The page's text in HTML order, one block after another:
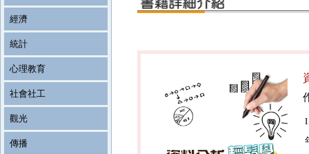
經濟
統計
心理教育
社會社工
觀光
傳播